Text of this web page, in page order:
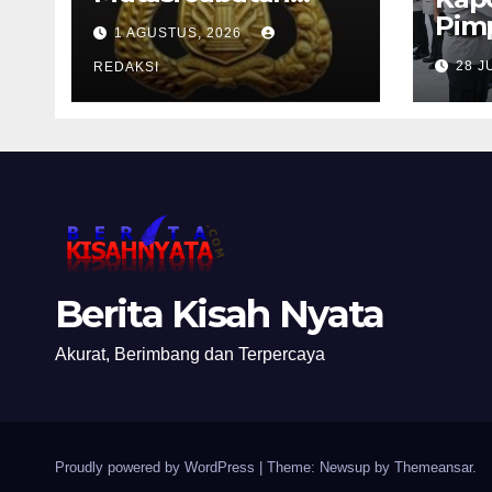
Pamen Polres
Jajaran Polda Jatim
2026
1 AGUSTUS, 2026
REDAKSI
dan
28
Berita Kisah Nyata
Akurat, Berimbang dan Terpercaya
Proudly powered by WordPress Theme: Newsup by Themeansar.